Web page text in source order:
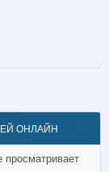
ОНЛАЙН
просматривает